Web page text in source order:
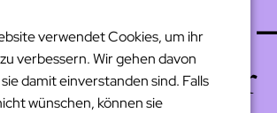
Sache
bald wieder
verwendet Cookies, um ihr
verbessern. Wir gehen davon
sie damit einverstanden sind. Falls
wünschen, können sie